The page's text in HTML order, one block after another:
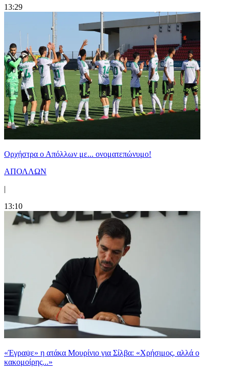
13:29
Ορχήστρα o Aπόλλων με... ονοματεπώνυμο!
ΑΠΟΛΛΩΝ
|
13:10
«Έγραψε» η ατάκα Μουρίνιο για Σίλβα: «Χρήσιμος, αλλά ο
κακομοίρης...»